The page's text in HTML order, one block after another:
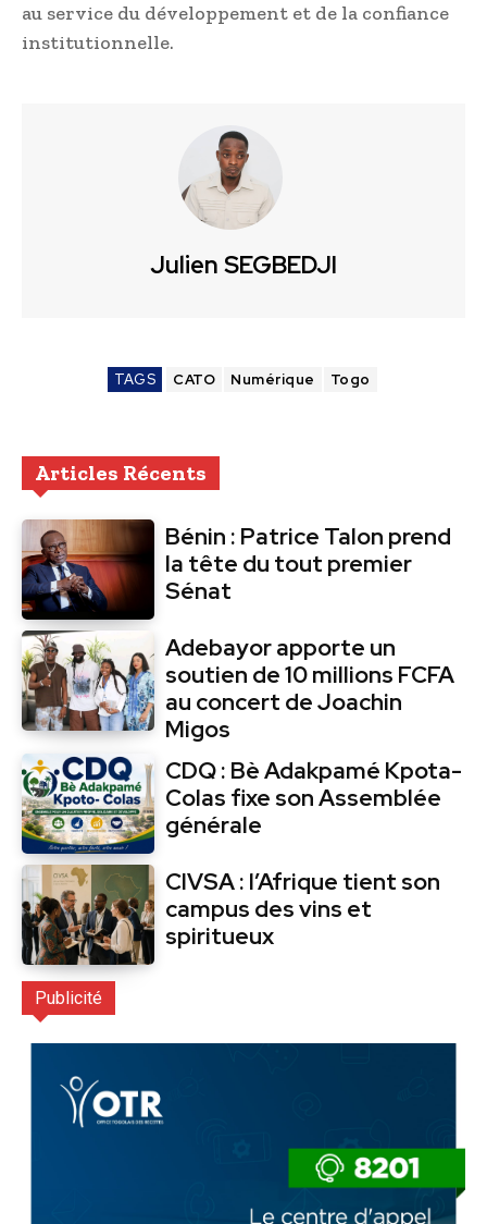
au service du développement et de la confiance
institutionnelle.
Julien SEGBEDJI
TAGS CATO Numérique Togo
Articles Récents
Bénin : Patrice Talon prend
la tête du tout premier
Sénat
Adebayor apporte un
soutien de 10 millions FCFA
au concert de Joachin
Migos
CDQ : Bè Adakpamé Kpota-
Colas fixe son Assemblée
générale
CIVSA : l’Afrique tient son
campus des vins et
spiritueux
Publicité